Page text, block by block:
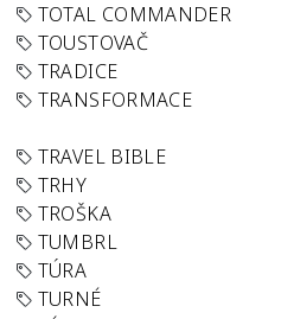
TOTAL COMMANDER
TOUSTOVAČ
TRADICE
TRANSFORMACE
TRAVEL BIBLE
TRHY
TROŠKA
TUMBRL
TÚRA
TURNÉ